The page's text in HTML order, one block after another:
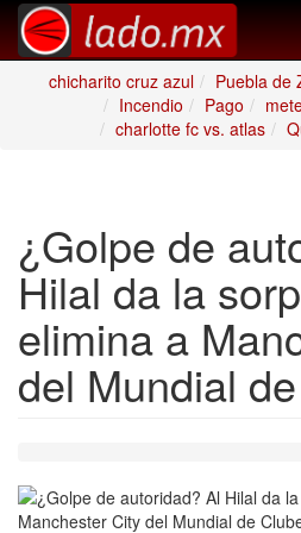
chicharito cruz azul
Puebla de
Incendio
Pago
charlotte fc vs. atlas
¿Golpe de
Hilal da la
elimina a
del Mundial